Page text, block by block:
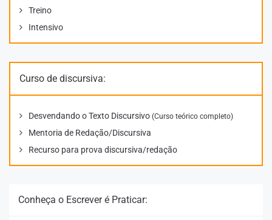
Treino
Intensivo
Curso de discursiva:
Desvendando o Texto Discursivo (Curso teórico completo)
Mentoria de Redação/Discursiva
Recurso para prova discursiva/redação
Conheça o Escrever é Praticar: